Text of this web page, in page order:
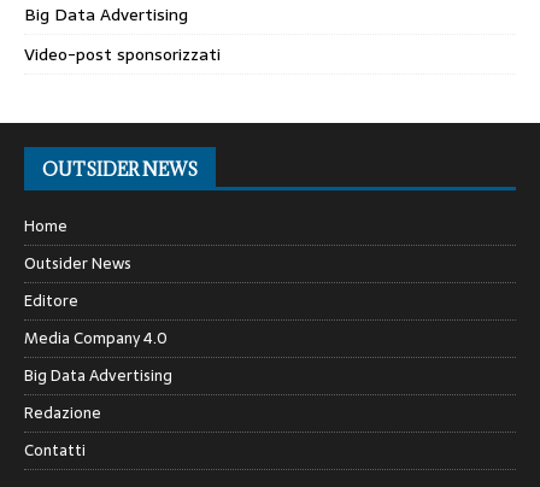
Big Data Advertising
Video-post sponsorizzati
OUTSIDER NEWS
Home
Outsider News
Editore
Media Company 4.0
Big Data Advertising
Redazione
Contatti